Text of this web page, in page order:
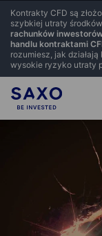
Kontrakty CFD są
szybkiej utraty
rachunków
handlu kontraktami
rozumiesz, jak
wysokie ryzyko utraty